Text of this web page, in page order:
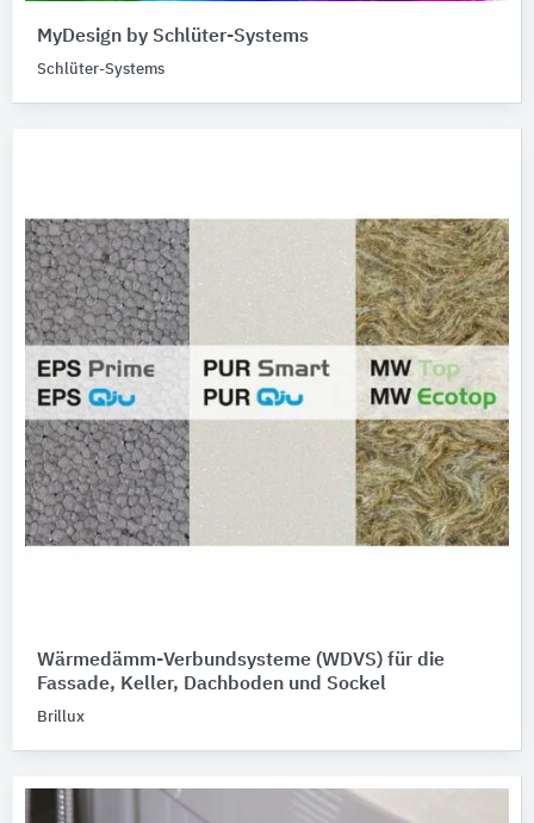
MyDesign by Schlüter-Systems
Schlüter-Systems
Wärmedämm-Verbundsysteme (WDVS) für die
Fassade, Keller, Dachboden und Sockel
Brillux